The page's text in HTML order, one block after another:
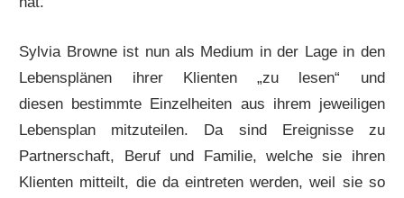
Sylvia Browne ist nun als Medium in der Lage in den
Lebensplänen ihrer Klienten „zu lesen“ und
diesen bestimmte Einzelheiten aus ihrem jeweiligen
Lebensplan mitzuteilen. Da sind Ereignisse zu
Partnerschaft, Beruf und Familie, welche sie ihren
Klienten mitteilt, die da eintreten werden, weil sie so